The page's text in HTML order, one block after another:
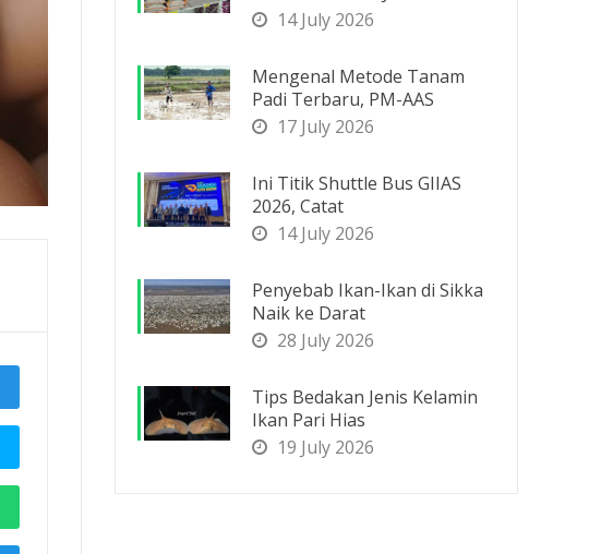
14 July 2026
Mengenal Metode Tanam
Padi Terbaru, PM-AAS
17 July 2026
Ini Titik Shuttle Bus GIIAS
2026, Catat
14 July 2026
Penyebab Ikan-Ikan di Sikka
Naik ke Darat
28 July 2026
Tips Bedakan Jenis Kelamin
Ikan Pari Hias
19 July 2026